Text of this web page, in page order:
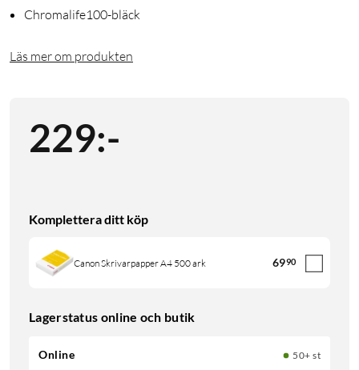
Chromalife100-bläck
Läs mer om produkten
229:-
Komplettera ditt köp
Canon Skrivarpapper A4 500 ark 6990
Lagerstatus online och butik
Online
50+ st